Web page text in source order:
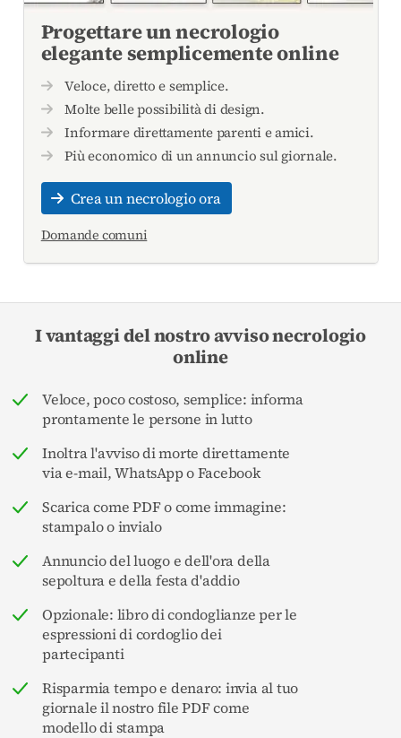
Progettare un necrologio
elegante semplicemente online
Veloce, diretto e semplice.
Molte belle possibilità di design.
Informare direttamente parenti e amici.
Più economico di un annuncio sul giornale.
Crea un necrologio ora
Domande comuni
I vantaggi del nostro avviso necrologio
online
Veloce, poco costoso, semplice: informa
prontamente le persone in lutto
Inoltra l'avviso di morte direttamente
via e-mail, WhatsApp o Facebook
Scarica come PDF o come immagine:
stampalo o invialo
Annuncio del luogo e dell'ora della
sepoltura e della festa d'addio
Opzionale: libro di condoglianze per le
espressioni di cordoglio dei
partecipanti
Risparmia tempo e denaro: invia al tuo
giornale il nostro file PDF come
modello di stampa